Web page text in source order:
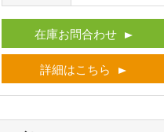
在庫お問合わせ
詳細はこちら